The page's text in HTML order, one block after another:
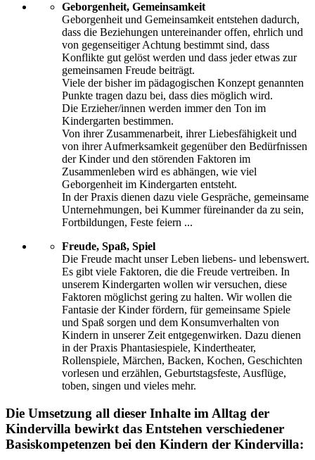
Geborgenheit, Gemeinsamkeit
Geborgenheit und Gemeinsamkeit entstehen dadurch,
dass die Beziehungen untereinander offen, ehrlich und
von gegenseitiger Achtung bestimmt sind, dass
Konflikte gut gelöst werden und dass jeder etwas zur
gemeinsamen Freude beiträgt.
Viele der bisher im pädagogischen Konzept genannten
Punkte tragen dazu bei, dass dies möglich wird.
Die Erzieher/innen werden immer den Ton im
Kindergarten bestimmen.
Von ihrer Zusammenarbeit, ihrer Liebesfähigkeit und
von ihrer Aufmerksamkeit gegenüber den Bedürfnissen
der Kinder und den störenden Faktoren im
Zusammenleben wird es abhängen, wie viel
Geborgenheit im Kindergarten entsteht.
In der Praxis dienen dazu viele Gespräche, gemeinsame
Unternehmungen, bei Kummer füreinander da zu sein,
Fortbildungen, Feste feiern ...
Freude, Spaß, Spiel
Die Freude macht unser Leben liebens- und lebenswert.
Es gibt viele Faktoren, die die Freude vertreiben. In
unserem Kindergarten wollen wir versuchen, diese
Faktoren möglichst gering zu halten. Wir wollen die
Fantasie der Kinder fördern, für gemeinsame Spiele
und Spaß sorgen und dem Konsumverhalten von
Kindern in unserer Zeit entgegenwirken. Dazu dienen
in der Praxis Phantasiespiele, Kindertheater,
Rollenspiele, Märchen, Backen, Kochen, Geschichten
vorlesen und erzählen, Geburtstagsfeste, Ausflüge,
toben, singen und vieles mehr.
Die Umsetzung all dieser Inhalte im Alltag der
Kindervilla bewirkt das Entstehen verschiedener
Basiskompetenzen bei den Kindern der Kindervilla: